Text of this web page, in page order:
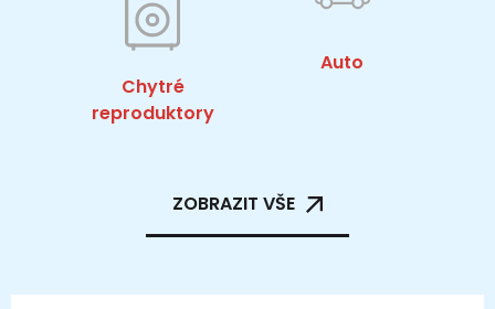
Chytré
reproduktory
Auto
ZOBRAZIT VŠE